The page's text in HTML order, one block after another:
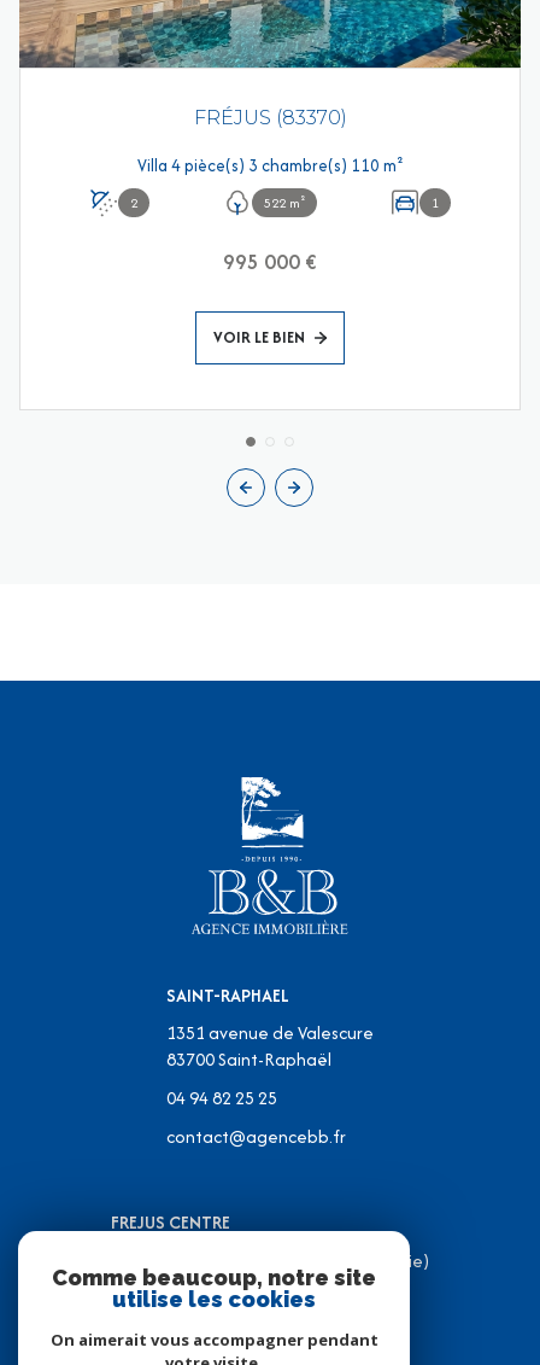
FRÉJUS (83370)
Villa 4 pièce(s) 3 chambre(s) 110 m²
2 522 m² 1
995 000 €
VOIR LE BIEN
SAINT-RAPHAEL
1351 avenue de Valescure
83700Saint-Raphaël
04 94 82 25 25
contact@agencebb.fr
FREJUS CENTRE
31 Place J.C Formigé (Place de la Mairie)
83600 Fréjus
Comme beaucoup, notre site
utilise les cookies
On aimerait vous accompagner pendant